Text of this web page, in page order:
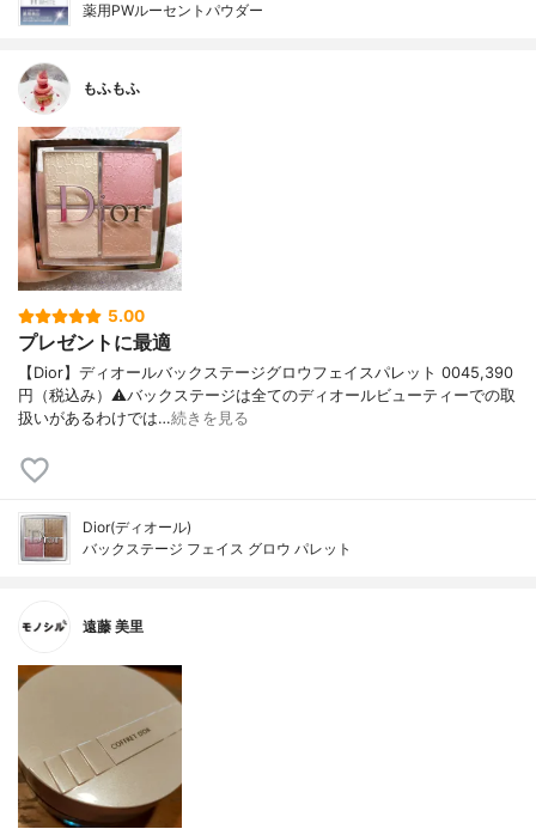
薬用PWルーセントパウダー
もふもふ
5.00
プレゼントに最適
【Dior】ディオールバックステージグロウフェイスパレット 0045,390
円（税込み）⚠️バックステージは全てのディオールビューティーでの取
扱いがあるわけでは…続きを見る
Dior(ディオール)
バックステージ フェイス グロウ パレット
遠藤 美里